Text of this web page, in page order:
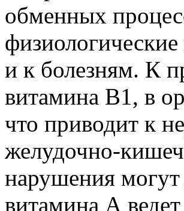
обменных
и к болезням. К
витамина В1, в
что приводит к
желудочно-
нарушения могут
витамина А